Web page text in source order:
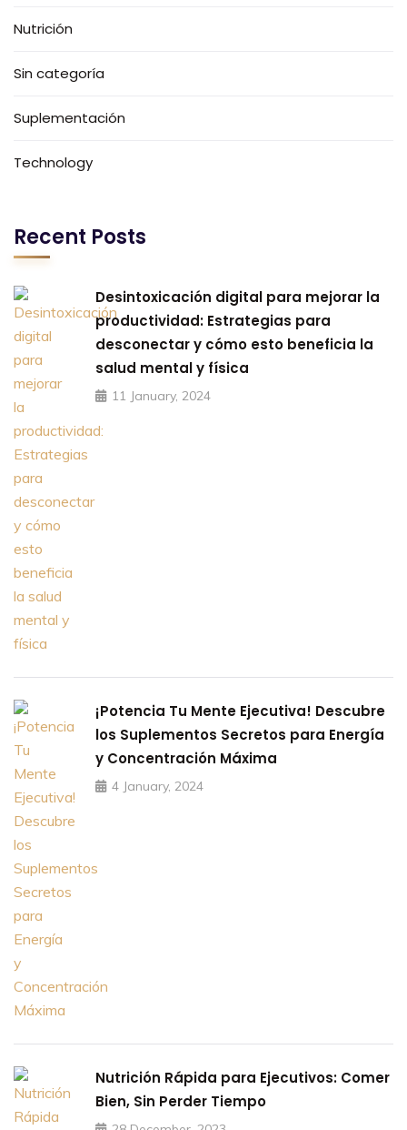
Nutrición
Sin categoría
Suplementación
Technology
Recent Posts
Desintoxicación digital para mejorar la
productividad: Estrategias para
desconectar y cómo esto beneficia la
salud mental y física
11 January, 2024
¡Potencia Tu Mente Ejecutiva! Descubre
los Suplementos Secretos para Energía
y Concentración Máxima
4 January, 2024
Nutrición Rápida para Ejecutivos: Comer
Bien, Sin Perder Tiempo